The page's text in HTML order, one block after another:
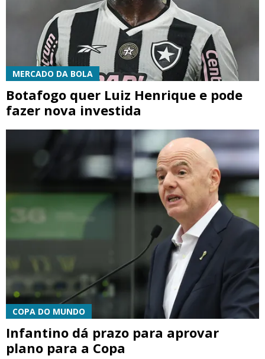
MERCADO DA BOLA
Botafogo quer Luiz Henrique e pode
fazer nova investida
COPA DO MUNDO
Infantino dá prazo para aprovar
plano para a Copa